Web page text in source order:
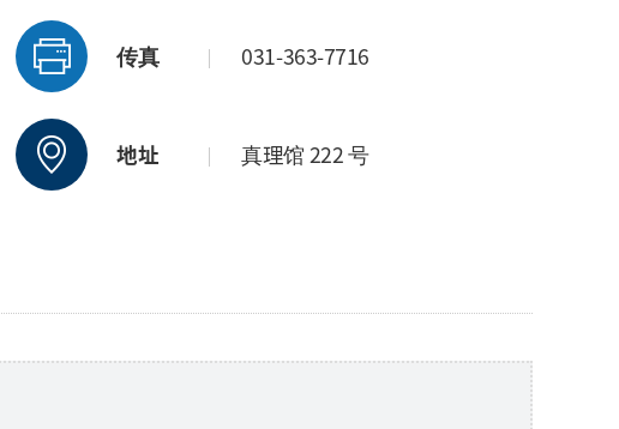
传真 031-363-7716
地址 真理馆 222 号